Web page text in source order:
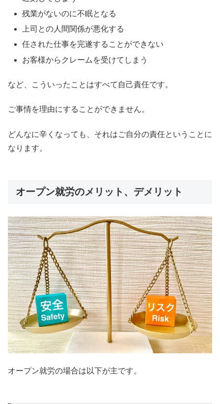
残業がないのに不眠となる
上司との人間関係が悪化する
任された仕事を完遂することができない
お客様からクレームを受けてしまう
など、こういったことはすべて自己責任です。
ご事情を理由にすることができません。
どんなに辛くなっても、それはご自分の責任ということに
なります。
オープン就労のメリット、デメリット
オープン就労の場合は以下が主です。